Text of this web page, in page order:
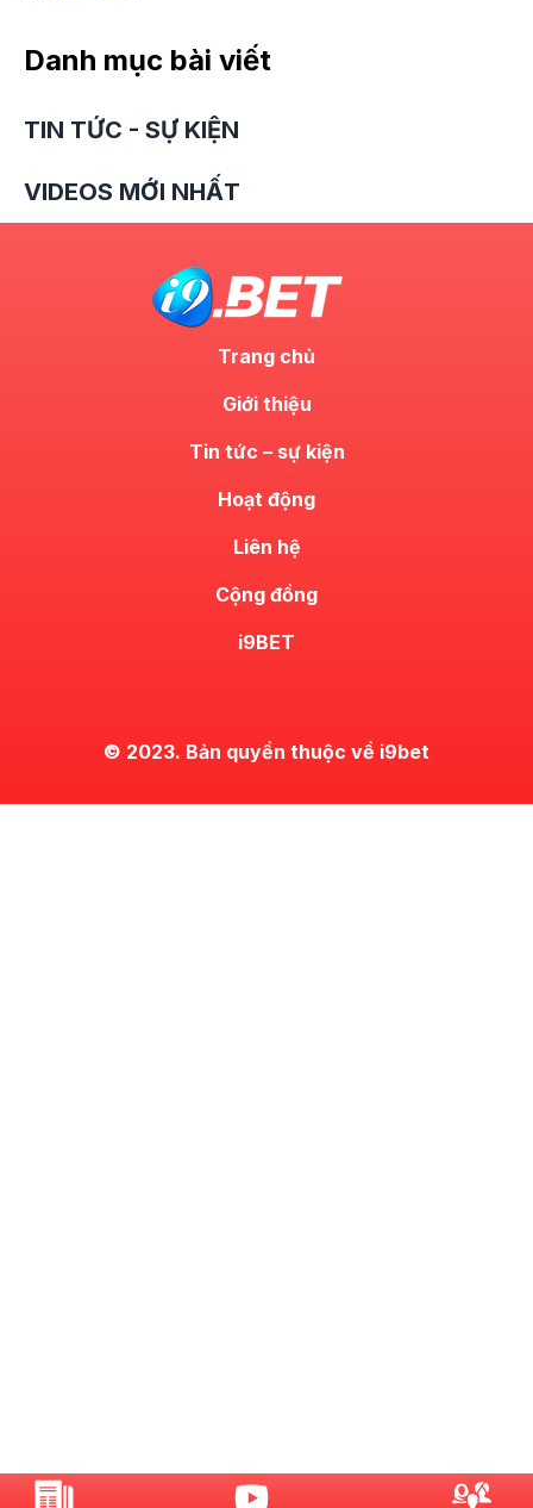
Danh mục bài viết
TIN TỨC - SỰ KIỆN
VIDEOS MỚI NHẤT
Trang chủ
Giới thiệu
Tin tức – sự kiện
Hoạt động
Liên hệ
Cộng đồng
i9BET
© 2023. Bản quyền thuộc về i9bet